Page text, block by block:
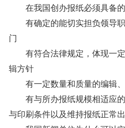
在我国创办报纸必须具备的
有确定的能切实担负领导职
门
有符合法律规定，体现一
辑方针
有一定数量和质量的编辑
有与所办报纸规模相适应的
与印刷条件以及维持报纸正常